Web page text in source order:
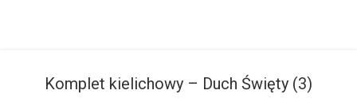
Komplet kielichowy – Duch Święty (3)